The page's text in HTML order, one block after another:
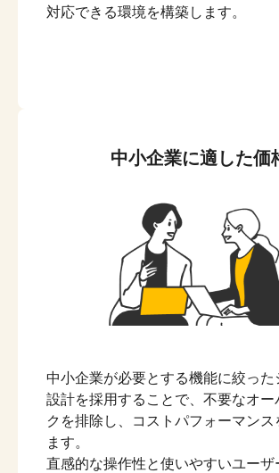
対応できる環境を構築します。
中小企業に適した価
中小企業が必要とする機能に絞った
設計を採用することで、不要なオー
クを排除し、コストパフォーマンス
ます。
直感的な操作性と使いやすいユーザ